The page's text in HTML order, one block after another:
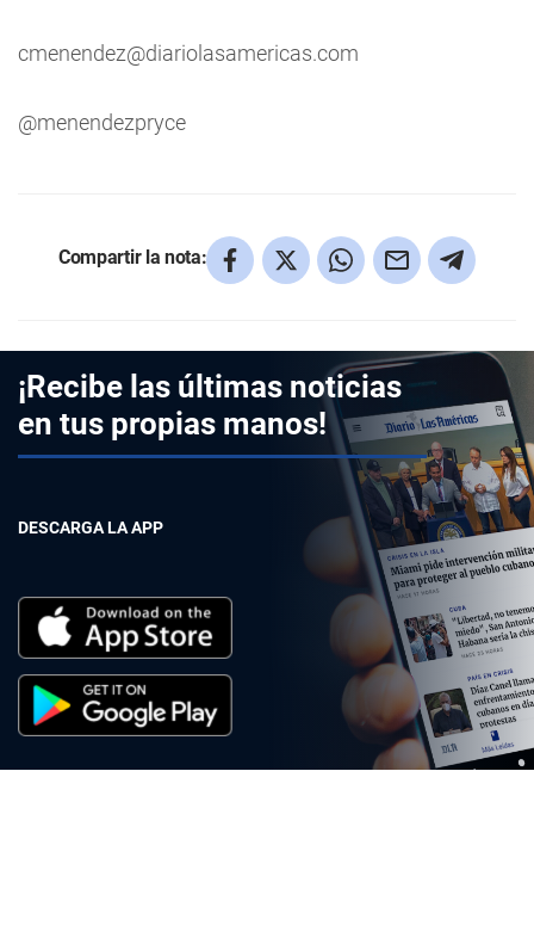
cmenendez@diariolasamericas.com
@menendezpryce
Compartir la nota:
¡Recibe las últimas noticias
en tus propias manos!
DESCARGA LA APP